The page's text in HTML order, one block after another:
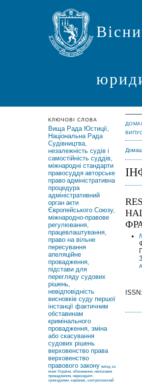
КЛЮЧОВІ СЛОВА
Вища Рада Юстиції,
Національна Рада
Судівництва,
незалежність судів і
самостійність суддів,
міжнародні стандарти
правосуддя авторське
право адміністративна
процедура
адміністративний
орган акти
Європейського Союзу,
міжнародно-правове
регулювання,
працевлаштування,
право на вільне
пересування
апеляційне
провадження,
підстави для
перегляду судових
рішень,
невідповідність
висновків суду першої
інстанції фактичним
обставинам
кримінального
провадження, зміна
або скасування
судових рішень
верховенство права
верховенство
правового закону виїзд за
межі України, обмеження, непозовне
провадження, нерезидент,
громадянин, керівник, контролюючий